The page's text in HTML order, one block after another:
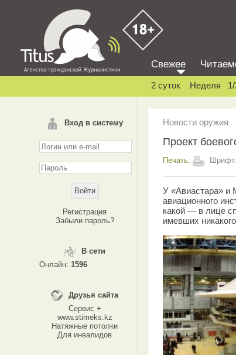
Вход в систему
Регистрация
Забыли пароль?
В сети
Онлайн: 1596
Друзья сайта
Сервис +
www.stimeks.kz
Натяжные потолки
Для инвалидов
Свежее
2 суток Неделя
Новости оружия
Проект
Печать: Шрифт:
У «Авиастара» и
авиационного
какой — в лице
имевших